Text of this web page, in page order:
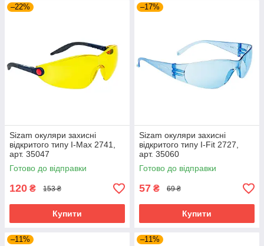
–22%
Sizam окуляри захисні
відкритого типу I-Max 2741,
арт. 35047
Готово до відправки
120 ₴ 153 ₴
Купити
–17%
Sizam окуляри захисні
відкритого типу I-Fit 2727,
арт. 35060
Готово до відправки
57 ₴ 69 ₴
Купити
–11% –11%